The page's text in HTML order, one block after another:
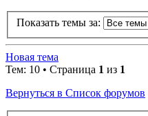
Показать темы за:
Новая тема
Тем: 10 • Страница 1 из 1
Вернуться в Список форумов